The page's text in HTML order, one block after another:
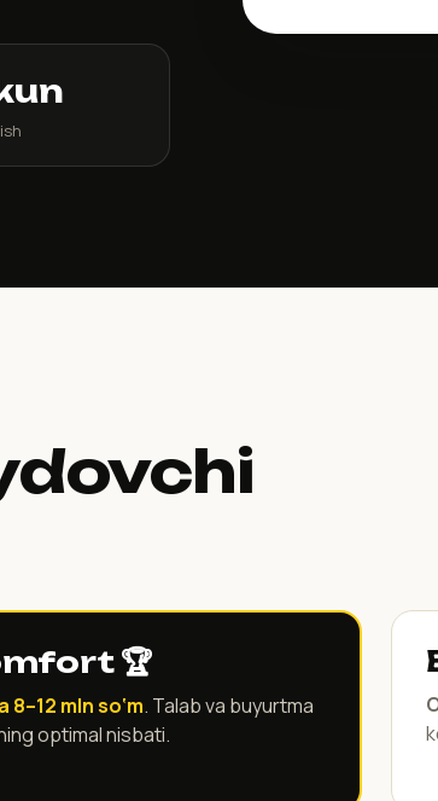
🏆
8–12 mln so‘m. Talab va buyurtma
optimal nisbati.